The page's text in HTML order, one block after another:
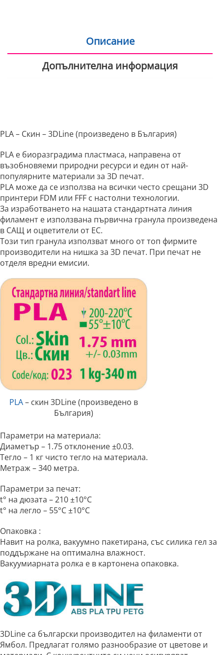
Описание
Допълнителна информация
PLA – Скин – 3DLine (произведено в България)
PLA е биоразградима пластмаса, направена от
възобновяеми природни ресурси и един от най-
популярните материали за 3D печат.
PLA може да се използва на всички често срещани 3D
принтери FDM или FFF с настолни технологии.
За изработването на нашата стандартната линия
филамент е използвана първична гранула произведена
в САЩ и оцветители от ЕС.
Този тип гранула използват много от топ фирмите
производители на нишка за 3D печат. При печат не
отделя вредни емисии.
PLA– скин 3DLine (произведено в
България)
Параметри на материала:
Диаметър – 1.75 отклонение ±0.03.
Тегло – 1 кг чисто тегло на материала.
Метраж – 340 метра.
Параметри за печат:
t° на дюзата – 210 ±10°C
t° на легло – 55°C ±10°C
Опаковка :
Навит на ролка, вакуумно пакетирана, със силика гел за
поддържане на оптимална влажност.
Вакуумиарната ролка е в картонена опаковка.
3DLine са български производител на филаменти от
Ямбол. Предлагат голямо разнообразие от цветове и